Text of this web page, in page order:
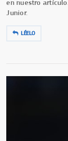
en nuestro
Junior.
LÉELO